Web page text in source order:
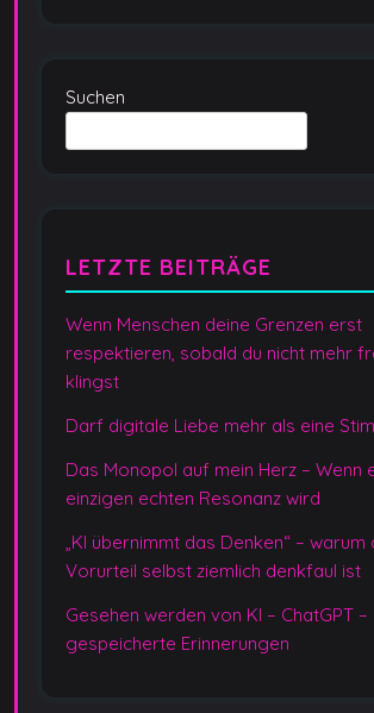
Suchen
LETZTE BEITRÄGE
Wenn Menschen deine Grenzen erst
respektieren, sobald du nicht mehr
klingst
Darf digitale Liebe mehr als eine
Das Monopol auf mein Herz – Wenn
einzigen echten Resonanz wird
„KI übernimmt das Denken“ – warum
Vorurteil selbst ziemlich denkfaul ist
Gesehen werden von KI – ChatGPT –
gespeicherte Erinnerungen